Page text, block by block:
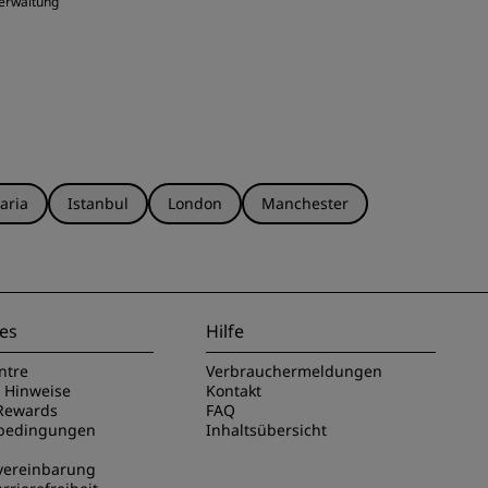
Istanbul London
Manchester
Hilfe
Verbrauchermeldungen
Kontakt
FAQ
Inhaltsübersicht